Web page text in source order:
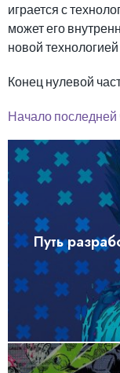
играется с
может его
новой
Конец нулевой
Начало последней
Путь